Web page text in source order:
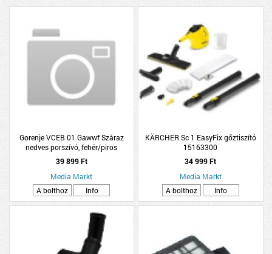
Gorenje VCEB 01 Gawwf Száraz
nedves porszívó, fehér/piros
39 899 Ft
Media Markt
A bolthoz
Info
KÄRCHER Sc 1 EasyFix gőztiszító
15163300
34 999 Ft
Media Markt
A bolthoz
Info